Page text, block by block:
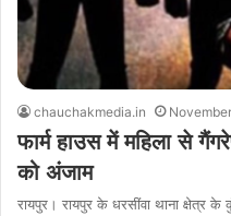
chauchakmedia.in
फार्म हाउस में महिला से
को अंजाम
रायपुर। रायपुर के धरसींवा थाना क्षेत्र के